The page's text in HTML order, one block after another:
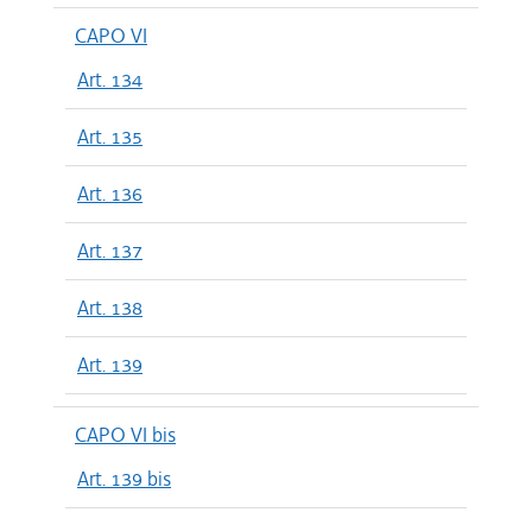
CAPO VI
Art. 134
Art. 135
Art. 136
Art. 137
Art. 138
Art. 139
CAPO VI bis
Art. 139 bis